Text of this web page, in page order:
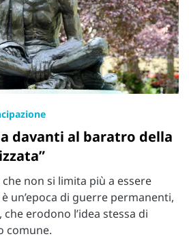
davanti al baratro della
non si limita più a essere
un’epoca di guerre permanenti,
erodono l’idea stessa di
comune.